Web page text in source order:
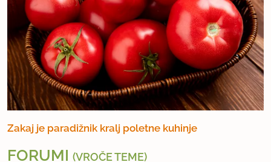
Zakaj je paradižnik kralj poletne kuhinje
FORUMI (VROČE TEME)